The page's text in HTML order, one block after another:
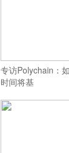
专访Polychain：
时间将基